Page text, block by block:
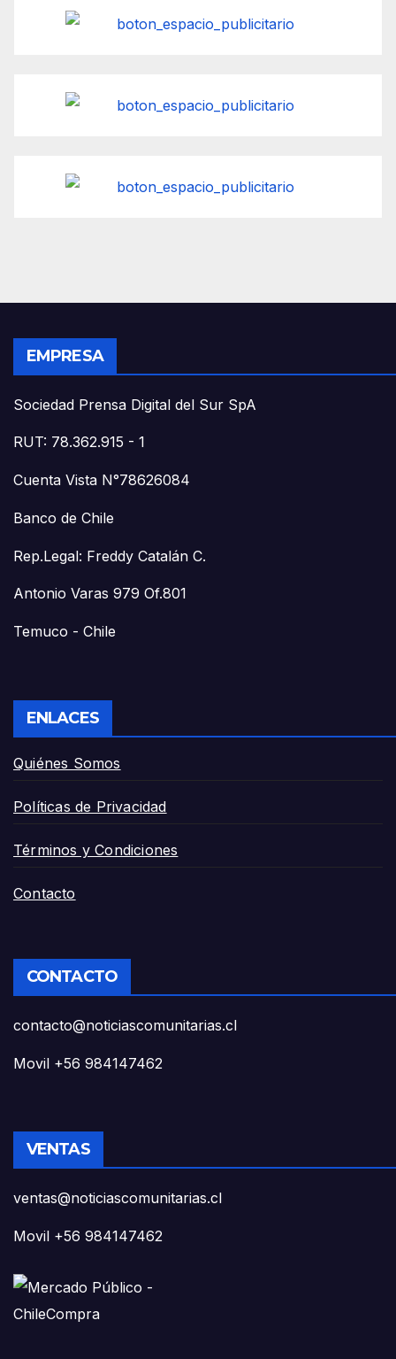
EMPRESA
Sociedad Prensa Digital del Sur SpA
RUT: 78.362.915 - 1
Cuenta Vista N°78626084
Banco de Chile
Rep.Legal: Freddy Catalán C.
Antonio Varas 979 Of.801
Temuco - Chile
ENLACES
Quiénes Somos
Políticas de Privacidad
Términos y Condiciones
Contacto
CONTACTO
contacto@noticiascomunitarias.cl
Movil +56 984147462
VENTAS
ventas@noticiascomunitarias.cl
Movil +56 984147462